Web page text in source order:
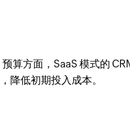
方面，SaaS 模式的
降低初期投入成本。